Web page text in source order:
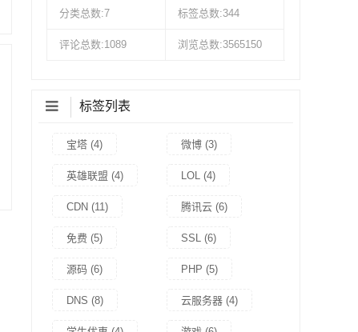
分类总数:7 标签总数:344
评论总数:1089 浏览总数:3565150
标签列表
宝塔 (4) 微博(3)
英雄联盟 (4) LOL(4)
CDN (11) 腾讯云(6)
免费 (5) SSL(6)
源码 (6) PHP (5)
DNS (8) 云服务器(4)